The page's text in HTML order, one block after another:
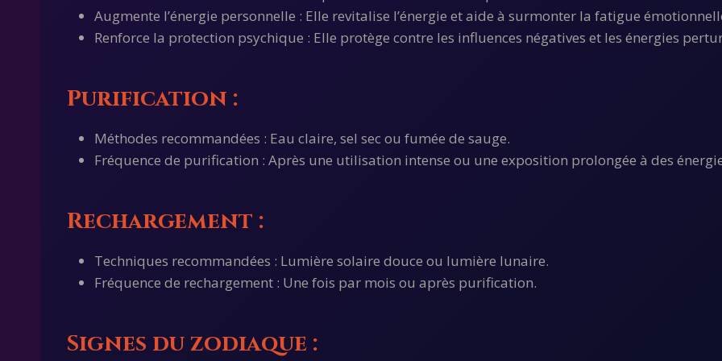
Augmente l’énergie personnelle : Elle revitalise l’énergie et aide à surmonter la fatigue
Renforce la protection psychique : Elle protège contre les influences négatives et les énergies
Purification :
Méthodes recommandées : Eau claire, sel sec ou fumée de sauge.
Fréquence de purification : Après une utilisation intense ou une exposition prolongée à des
Rechargement :
Techniques recommandées : Lumière solaire douce ou lumière lunaire.
Fréquence de rechargement : Une fois par mois ou après purification.
Signes du zodiaque :